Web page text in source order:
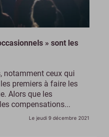
» sont les
notamment ceux qui
premiers à faire les
Alors que les
compensations...
Le jeudi 9 décembre 2021